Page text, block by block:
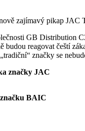
zajímavý pikap JAC
GB Distribution
budou reagovat čeští
značky se
značky JAC
BAIC